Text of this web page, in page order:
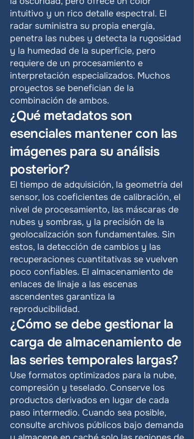
intuitivo y un rico detalle espectral. El
radar suministra su propia energía,
penetra las nubes y detecta la rugosidad
y la humedad de la superficie, pero
requiere de un procesamiento e
interpretación especializados. Muchos
proyectos se benefician de la
combinación de ambos.
¿Qué metadatos son
esenciales mantener con las
imágenes para su análisis
posterior?
El tiempo de adquisición, la geometría del
sensor, los coeficientes de calibración, el
nivel de procesamiento, las máscaras de
nubes y sombras, y la precisión de la
geolocalización son fundamentales. Sin
estos, la detección de cambios y las
recuperaciones cuantitativas se vuelven
poco confiables. El almacenamiento de
enlaces de linaje a las escenas
ascendentes garantiza la
reproducibilidad.
¿Cómo se debe gestionar la
carga de almacenamiento de
las series temporales largas?
Use formatos optimizados para la nube,
compresión y teselado. Conserve los
productos derivados en lugar de cada
paso intermedio. Cuando sea posible,
consulte archivos públicos bajo demanda